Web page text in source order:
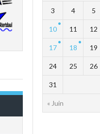
« Juin
3 4 5
10 11 12
17 18 19
24 25 26
31